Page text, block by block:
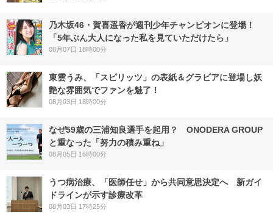
乃木坂46・賀喜遥香が週刊少年チャンピオンに登場！
「5年ぶん大人になった私を見ていただけたら」
08月07日 18時00分
東雲うみ、「スピリッツ」の表紙＆グラビアに登場し妖
艶な雰囲気でファンを魅了！
08月03日 18時00分
なぜ59歳の三浦知良選手を起用？ ONODERA GROUP
と重なった「努力の積み重ね」
08月05日 16時00分
うつ病治療、「医師任せ」から共同意思決定へ 新ガイ
ドラインが示す診療改革
08月03日 17時25分